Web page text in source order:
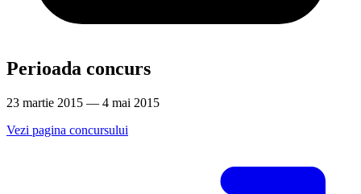
Perioada concurs
23 martie 2015 — 4 mai 2015
Vezi pagina concursului